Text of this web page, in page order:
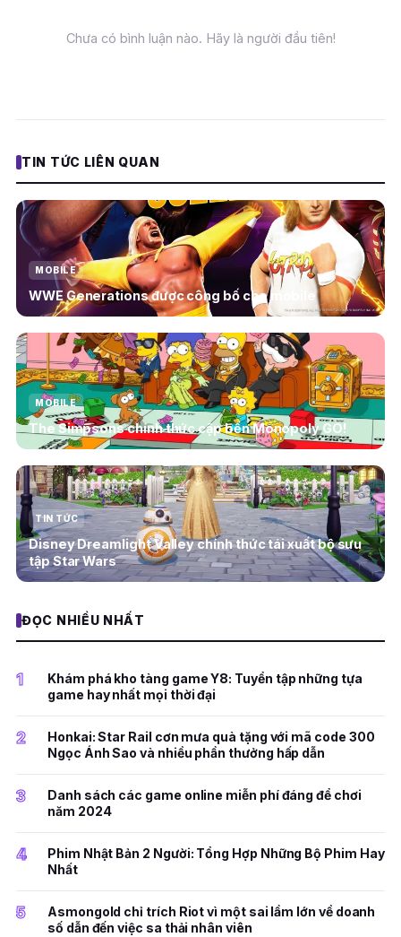
Chưa có bình luận nào. Hãy là người đầu tiên!
TIN TỨC LIÊN QUAN
MOBILE
WWE Generations được công bố cho mobile
MOBILE
The Simpsons chính thức cập bến Monopoly GO!
TIN TỨC
Disney Dreamlight Valley chính thức tái xuất bộ sưu
tập Star Wars
ĐỌC NHIỀU NHẤT
1
Khám phá kho tàng game Y8: Tuyển tập những tựa
game hay nhất mọi thời đại
2
Honkai: Star Rail cơn mưa quà tặng với mã code 300
Ngọc Ánh Sao và nhiều phần thưởng hấp dẫn
3
Danh sách các game online miễn phí đáng để chơi
năm 2024
4
Phim Nhật Bản 2 Người: Tổng Hợp Những Bộ Phim Hay
Nhất
5
Asmongold chỉ trích Riot vì một sai lầm lớn về doanh
số dẫn đến việc sa thải nhân viên